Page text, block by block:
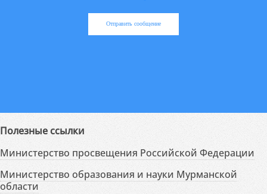
Отправить сообщение
Полезные ссылки
Министерство просвещения Российской Федерации
Министерство образования и науки Мурманской
области